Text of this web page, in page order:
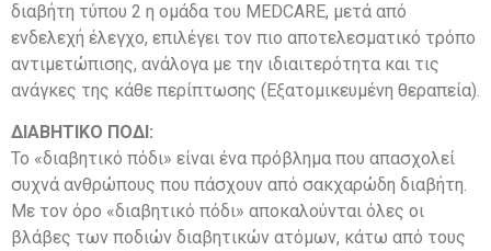
διαβήτη τύπου 2 η ομάδα του MEDCARE, μετά από
ενδελεχή έλεγχο, επιλέγει τον πιο αποτελεσματικό τρόπο
αντιμετώπισης, ανάλογα με την ιδιαιτερότητα και τις
ανάγκες της κάθε περίπτωσης (Εξατομικευμένη θεραπεία).
ΔΙΑΒΗΤΙΚΟ ΠΟΔΙ:
Το «διαβητικό πόδι» είναι ένα πρόβλημα που απασχολεί
συχνά ανθρώπους που πάσχουν από σακχαρώδη διαβήτη.
Με τον όρο «διαβητικό πόδι» αποκαλούνται όλες οι
βλάβες των ποδιών διαβητικών ατόμων, κάτω από τους